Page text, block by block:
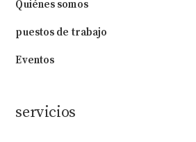
Quiénes somos
puestos de trabajo
Eventos
servicios